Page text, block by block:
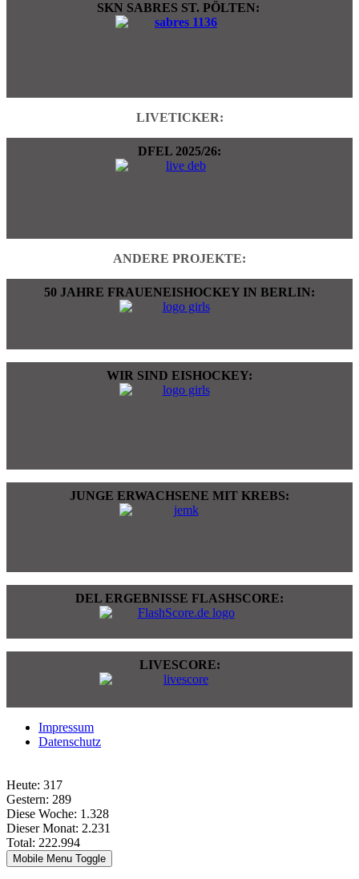
SKN SABRES ST. PÖLTEN:
LIVETICKER:
DFEL 2025/26:
ANDERE PROJEKTE:
50 JAHRE FRAUENEISHOCKEY IN BERLIN:
WIR SIND EISHOCKEY:
JUNGE ERWACHSENE MIT KREBS:
DEL ERGEBNISSE FLASHSCORE:
LIVESCORE:
Impressum
Datenschutz
Heute: 317
Gestern: 289
Diese Woche: 1.328
Dieser Monat: 2.231
Total: 222.994
Mobile Menu Toggle